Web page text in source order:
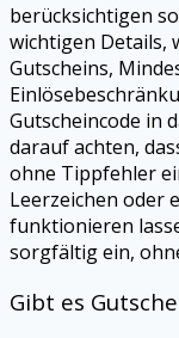
berücksichtigen
wichtigen Details,
Gutscheins,
Gutscheincode in
darauf achten,
ohne Tippfehler
Leerzeichen oder
funktionieren
sorgfältig ein,
Gibt es